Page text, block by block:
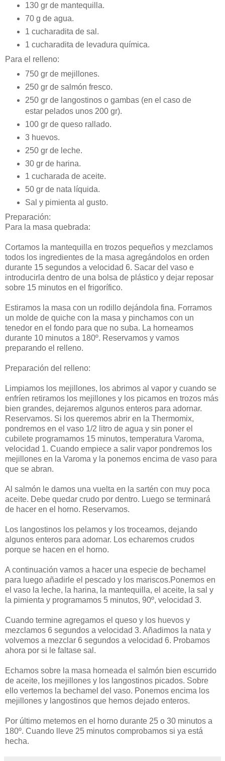
130 gr de mantequilla.
70 g de agua.
1 cucharadita de sal.
1 cucharadita de levadura química.
Para el relleno:
750 gr de mejillones.
250 gr de salmón fresco.
250 gr de langostinos o gambas (en el caso de
estar pelados unos 200 gr).
100 gr de queso rallado.
3 huevos.
250 gr de leche.
30 gr de harina.
1 cucharada de aceite.
50 gr de nata líquida.
Sal y pimienta al gusto.
Preparación:
Para la masa quebrada:
Cortamos la mantequilla en trozos pequeños y mezclamos
todos los ingredientes de la masa agregándolos en orden
durante 15 segundos a velocidad 6. Sacar del vaso e
introducirla dentro de una bolsa de plástico y dejar reposar
sobre 15 minutos en el frigorífico.
Estiramos la masa con un rodillo dejándola fina. Forramos
un molde de quiche con la masa y pinchamos con un
tenedor en el fondo para que no suba. La horneamos
durante 10 minutos a 180º. Reservamos y vamos
preparando el relleno.
Preparación del relleno:
Limpiamos los mejillones, los abrimos al vapor y cuando se
enfríen retiramos los mejillones y los picamos en trozos más
bien grandes, dejaremos algunos enteros para adornar.
Reservamos. Si los queremos abrir en la Thermomix,
pondremos en el vaso 1/2 litro de agua y sin poner el
cubilete programamos 15 minutos, temperatura Varoma,
velocidad 1. Cuando empiece a salir vapor pondremos los
mejillones en la Varoma y la ponemos encima de vaso para
que se abran.
Al salmón le damos una vuelta en la sartén con muy poca
aceite. Debe quedar crudo por dentro. Luego se terminará
de hacer en el horno. Reservamos.
Los langostinos los pelamos y los troceamos, dejando
algunos enteros para adornar. Los echaremos crudos
porque se hacen en el horno.
A continuación vamos a hacer una especie de bechamel
para luego añadirle el pescado y los mariscos.Ponemos en
el vaso la leche, la harina, la mantequilla, el aceite, la sal y
la pimienta y programamos 5 minutos, 90º, velocidad 3.
Cuando termine agregamos el queso y los huevos y
mezclamos 6 segundos a velocidad 3. Añadimos la nata y
volvemos a mezclar 6 segundos a velocidad 6. Probamos
ahora por si le faltase sal.
Echamos sobre la masa horneada el salmón bien escurrido
de aceite, los mejillones y los langostinos picados. Sobre
ello vertemos la bechamel del vaso. Ponemos encima los
mejillones y langostinos que hemos dejado enteros.
Por último metemos en el horno durante 25 o 30 minutos a
180º. Cuando lleve 25 minutos comprobamos si ya está
hecha.